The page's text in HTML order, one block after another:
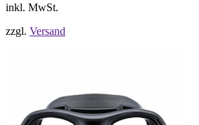
inkl. MwSt.
zzgl. Versand